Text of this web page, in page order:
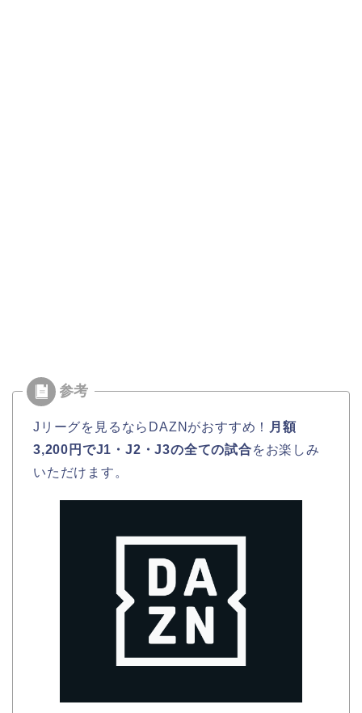
Jリーグを見るならDAZNがおすすめ！
月額
3,200円でJ1・J2・J3の全ての試合をお楽しみ
いただけます。